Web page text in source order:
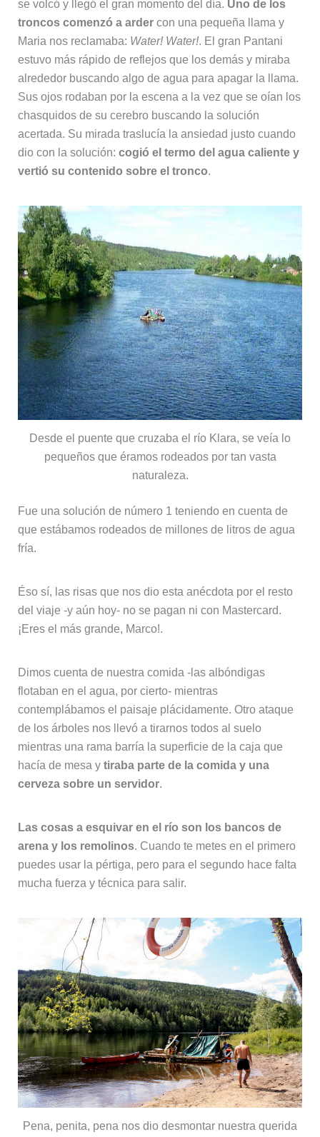
se volcó y llegó el gran momento del día. Uno de los
troncos comenzó a ardercon una pequeña llama y
Maria nos reclamaba: Water! Water!. El gran Pantani
estuvo más rápido de reflejos que los demás y miraba
alrededor buscando algo de agua para apagar la llama.
Sus ojos rodaban por la escena a la vez que se oían los
chasquidos de su cerebro buscando la solución
acertada. Su mirada traslucía la ansiedad justo cuando
dio con la solución: cogió el termo del agua caliente y
vertió su contenido sobre el tronco.
Desde el puente que cruzaba el río Klara, se veía lo
pequeños que éramos rodeados por tan vasta
naturaleza.
Fue una solución de número 1 teniendo en cuenta de
que estábamos rodeados de millones de litros de agua
fría.
Éso sí, las risas que nos dio esta anécdota por el resto
del viaje -y aún hoy- no se pagan ni con Mastercard.
¡Eres el más grande, Marco!.
Dimos cuenta de nuestra comida -las albóndigas
flotaban en el agua, por cierto- mientras
contemplábamos el paisaje plácidamente. Otro ataque
de los árboles nos llevó a tirarnos todos al suelo
mientras una rama barría la superficie de la caja que
hacía de mesa y tiraba parte de la comida y una
cerveza sobre un servidor.
Las cosas a esquivar en el río son los bancos de
arena y los remolinos. Cuando te metes en el primero
puedes usar la pértiga, pero para el segundo hace falta
mucha fuerza y técnica para salir.
Pena, penita, pena nos dio desmontar nuestra querida